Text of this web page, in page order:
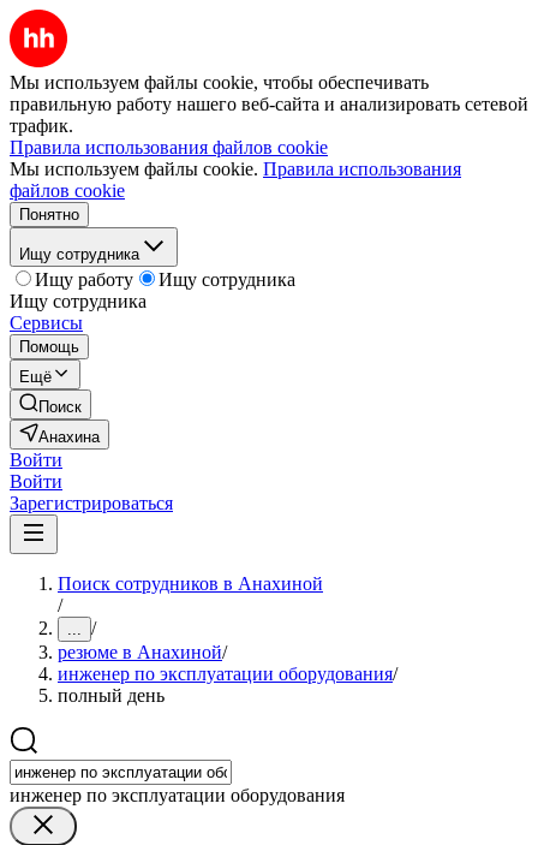
Мы используем файлы cookie, чтобы обеспечивать
правильную работу нашего веб-сайта и анализировать сетевой
трафик.
Правила использования файлов cookie
Мы используем файлы cookie. Правила использования
файлов cookie
Понятно
Ищу сотрудника
Ищу работу
Ищу сотрудника
Ищу сотрудника
Сервисы
Помощь
Ещё
Поиск
Анахина
Войти
Войти
Зарегистрироваться
Поиск сотрудников в Анахиной
/
... /
резюме в Анахиной/
инженер по эксплуатации оборудования/
полный день
инженер по эксплуатации оборудования